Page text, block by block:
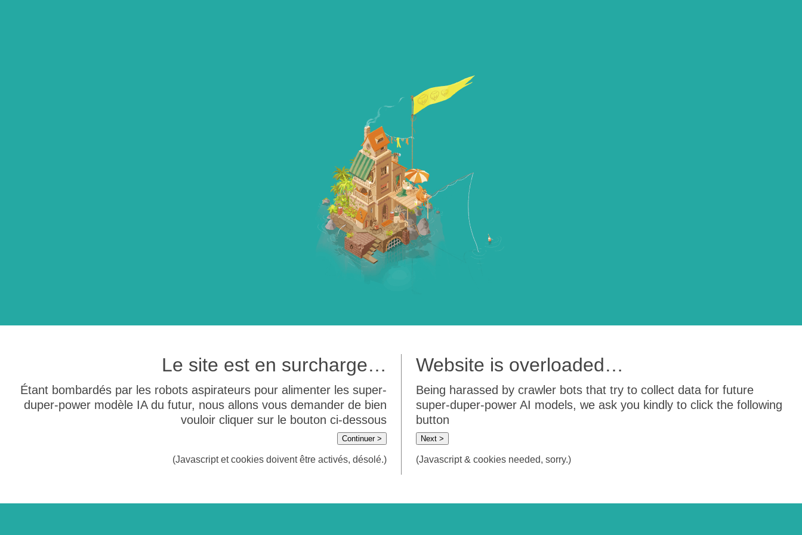
Le site est en surcharge…
Étant bombardés par les robots aspirateurs pour alimenter les super-
duper-power modèle IA du futur, nous allons vous demander de bien
vouloir cliquer sur le bouton ci-dessous
Continuer >
(Javascript et cookies doivent être activés, désolé.)
Website is overloaded…
Being harassed by crawler bots that try to collect data for future
super-duper-power AI models, we ask you kindly to click the following
button
Next >
(Javascript & cookies needed, sorry.)